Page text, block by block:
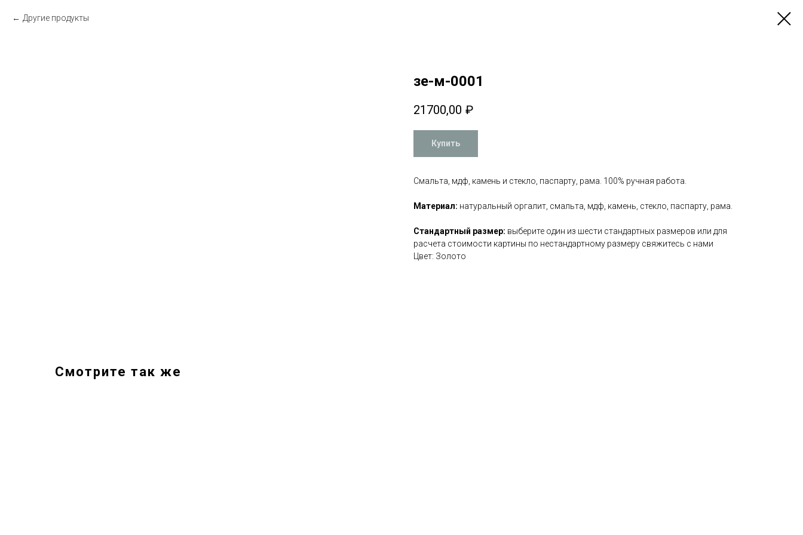
Другие продукты
зе-м-0001
21700,00 ₽
Купить
Смальта, мдф, камень и стекло, паспарту, рама. 100% ручная работа.
Материал: натуральный оргалит, смальта, мдф, камень, стекло, паспарту, рама.
Стандартный размер: выберите один из шести стандартных размеров или для
расчета стоимости картины по нестандартному размеру свяжитесь с нами
Цвет: Золото
Смотрите так же